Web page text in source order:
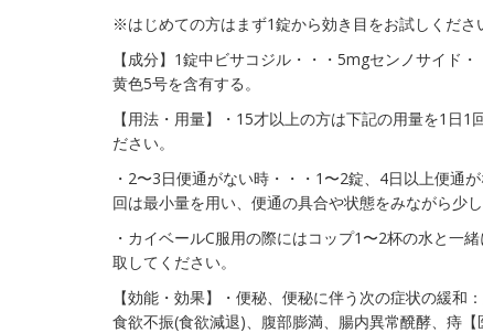
※はじめての方はまず1錠から効き目をお試しくださ
【成分】1錠中ビサコジル・・・5mgセンノサイド
黄色5号を含有する。
【用法・用量】・15才以上の方は下記の用量を1日1
ださい。
・2〜3日便通がない時・・・1〜2錠、4日以上便通
回は最小量を用い、便通の具合や状態をみながら少
・カイベールC服用の際にはコップ1〜2杯の水と一
取してください。
【効能・効果】・便秘、便秘に伴う次の症状の緩和
食欲不振(食欲減退)、腹部膨満、腸内異常醗酵、痔